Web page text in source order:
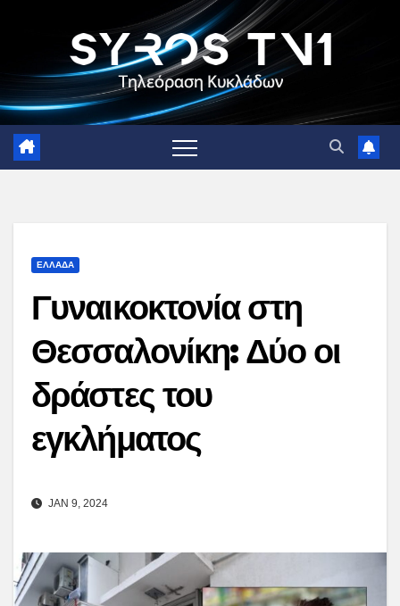
ΕΛΛΑΔΑ
Γυναικοκτονία στη
Θεσσαλονίκη: Δύο οι
δράστες του
εγκλήματος
JAN 9, 2024